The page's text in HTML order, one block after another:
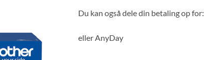
Du kan også dele din betaling op for:
ellerAnyDay